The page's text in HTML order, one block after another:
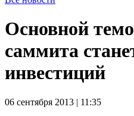
Основной
саммита
инвестиций
06 сентября 2013 | 11:35